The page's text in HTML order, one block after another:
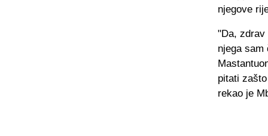
njegove
"Da, zdrav
njega sam
pitati
rekao je